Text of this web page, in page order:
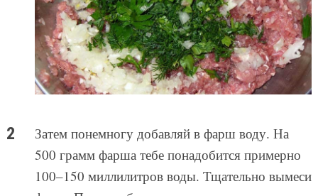
Затем понемногу добавляй в фарш воду. На
500 грамм фарша тебе понадобится примерно
100–150 миллилитров воды. Тщательно вымеси